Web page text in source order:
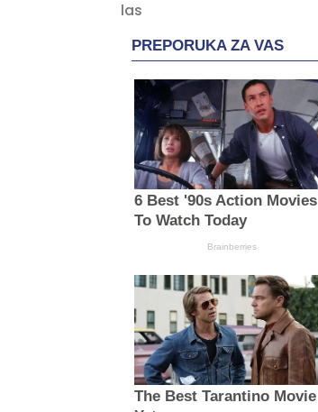
PREPORUKA ZA VAS
6 Best '90s Action Movies
To Watch Today
Brainberries
The Best Tarantino Movie